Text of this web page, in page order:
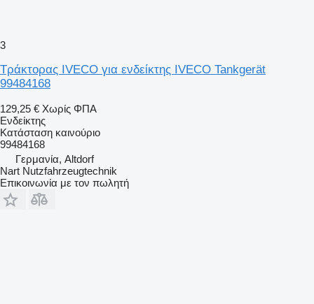
3
Τράκτορας IVECO για ενδείκτης IVECO Tankgerät
99484168
129,25 € Χωρίς ΦΠΑ
Ενδείκτης
Κατάσταση καινούριο
99484168
Γερμανία, Altdorf
Nart Nutzfahrzeugtechnik
Επικοινωνία με τον πωλητή